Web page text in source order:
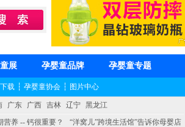
展 孕婴童品牌 孕婴童专题
载 ┆ 孕婴童协会 ┆ 图片中心
广东 广西 吉林 辽宁 黑龙江
营养 -- 钙很重要？
“洋窝儿”跨境生活馆”告诉你母婴店